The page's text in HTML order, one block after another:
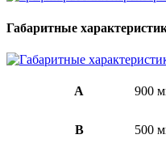
Габаритные
A 900
B 500